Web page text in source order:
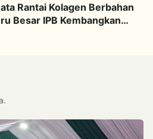
Rantai Kolagen Berbahan
Besar IPB Kembangkan